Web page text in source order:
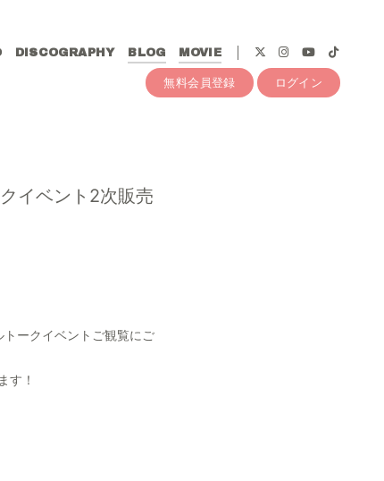
DISCOGRAPHY BLOG MOVIE
無料会員登録 ログイン
イベント2次販売
ークイベントご観覧にご
す！